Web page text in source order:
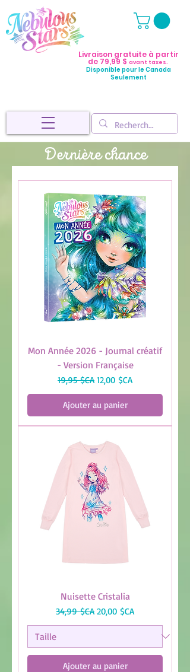
Livraison gratuite à partir
de 79,99 $ avant taxes.
Disponible pour le Canada
Seulement
Dernière chance
Mon Année 2026 - Journal créatif
- Version Française
Prix original
19,95 $CA Prix promotionnel
12,00 $CA
Ajouter au panier
Nuisette Cristalia
Prix original
34,99 $CA Prix promotionnel
20,00 $CA
Ajouter au panier